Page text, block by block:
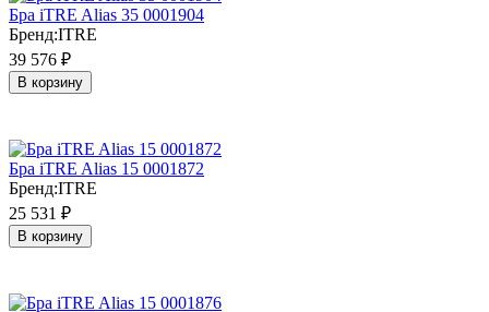
Бра iTRE Alias 35 0001904
Бренд:ITRE
39 576 ₽
В корзину
Бра iTRE Alias 15 0001872
Бренд:ITRE
25 531 ₽
В корзину